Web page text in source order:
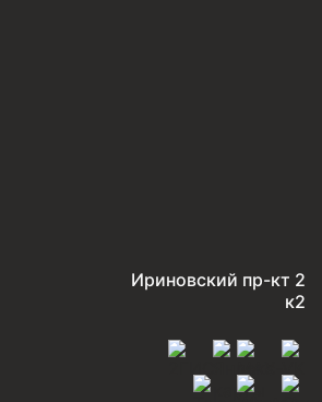
Ириновский пр-кт 2
к2